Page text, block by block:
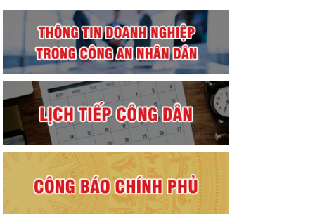
điều Bác Hồ dạy
75 năm thực hiện Sáu điều Bác Hồ dạy -
Lực lượng Công an nhân dân "rèn đức,
luyện tài, lập chiến công, vì nước quên
thân, vì dân phục vụ"
Chỉ đạo, điều hành nổi bật của Bộ Công an
trong tuần từ 27/2 – 04/3/2023
Phát huy thành tựu 50 năm phát triển
công nghệ thông tin trong Công an nhân
dân
Bảo đảm tuyệt đối an ninh, an toàn hàng
không góp phần thúc đẩy phát triển kinh
tế - xã hội